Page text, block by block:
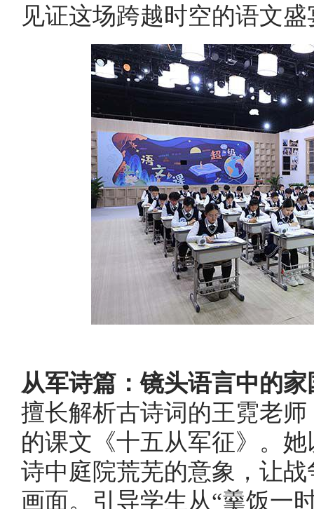
见证这场跨越时空的语文盛
从军诗篇：镜头语言中的
擅长解析古诗词的王霓老
的课文《十五从军征》。
诗中庭院荒芜的意象，让
画面。引导学生从“羹饭一